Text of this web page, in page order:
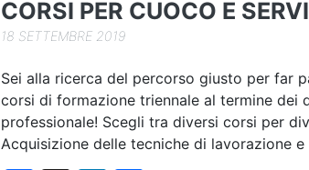
k
CORSI PER CUOCO E
18 SETTEMBRE 2019
Sei alla ricerca del percorso giusto per far
corsi di formazione triennale al termine dei
professionale! Scegli tra diversi corsi per
Acquisizione delle tecniche di lavorazione